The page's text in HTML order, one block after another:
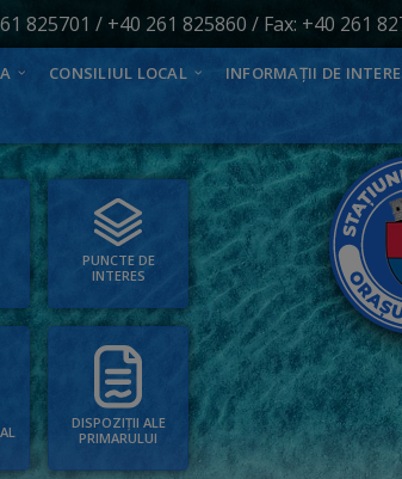
825701 / +40 261 825860 / Fax: +40 261
CONSILIUL LOCAL INFORMAȚII DE
PUNCTE DE
INTERES
DISPOZIȚII ALE
PRIMARULUI